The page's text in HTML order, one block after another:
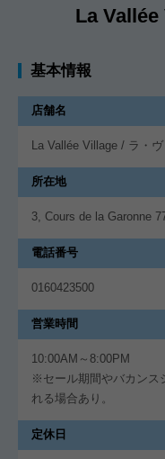
La
基本情報
店舗名
La Vallée Village / ラ・
所在地
3, Cours de la Garonne
電話番号
0160423500
営業時間
10:00AM～8:00PM
※セール期間やバカンス
れる場合あり。
定休日